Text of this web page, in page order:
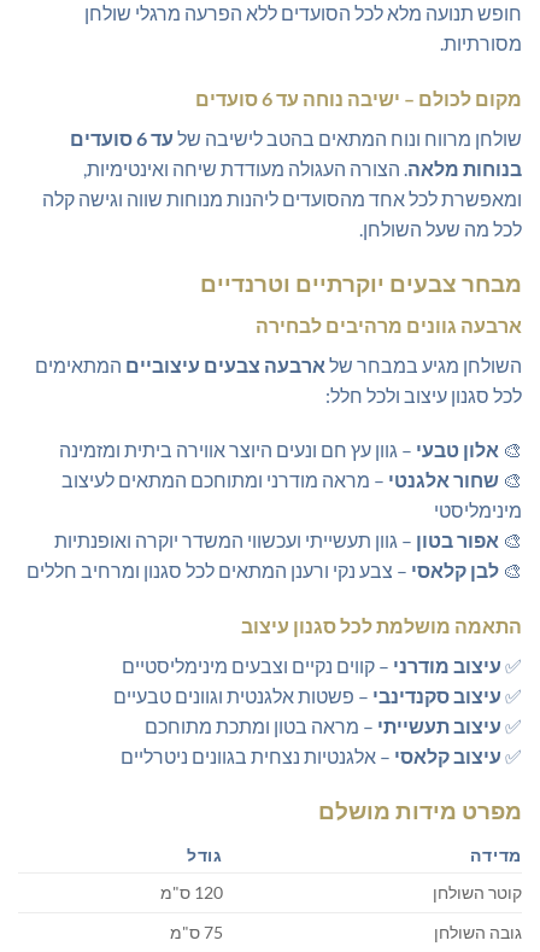
חופש תנועה מלא לכל הסועדים ללא הפרעה מרגלי שולחן
מסורתיות.
מקום לכולם – ישיבה נוחה עד 6 סועדים
שולחן מרווח ונוח המתאים בהטב לישיבה של
עד 6 סועדים
בנוחות מלאה. הצורה העגולה מעודדת שיחה ואינטימיות,
ומאפשרת לכל אחד מהסועדים ליהנות מנוחות שווה וגישה קלה
לכל מה שעל השולחן.
מבחר צבעים יוקרתיים וטרנדיים
ארבעה גוונים מרהיבים לבחירה
השולחן מגיע במבחר של ארבעה צבעים עיצוביים המתאימים
לכל סגנון עיצוב ולכל חלל:
🎨 אלון טבעי – גוון עץ חם ונעים היוצר אווירה ביתית ומזמינה
🎨 שחור אלגנטי – מראה מודרני ומתוחכם המתאים לעיצוב
מינימליסטי
🎨 אפור בטון – גוון תעשייתי ועכשווי המשדר יוקרה ואופנתיות
🎨 לבן קלאסי – צבע נקי ורענן המתאים לכל סגנון ומרחיב חללים
התאמה מושלמת לכל סגנון עיצוב
✅ עיצוב מודרני – קווים נקיים וצבעים מינימליסטיים
✅ עיצוב סקנדינבי – פשטות אלגנטית וגוונים טבעיים
✅ עיצוב תעשייתי – מראה בטון ומתכת מתוחכם
✅ עיצוב קלאסי – אלגנטיות נצחית בגוונים ניטרליים
מפרט מידות מושלם
מדידה
גודל
קוטר השולחן
120 ס"מ
גובה השולחן
75 ס"מ